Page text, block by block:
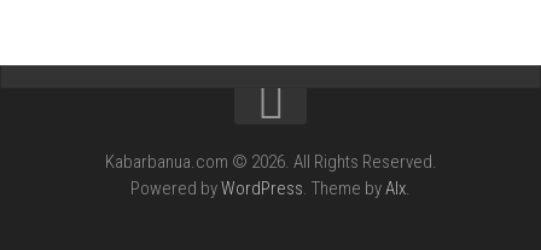
Kabarbanua.com © 2026. All Rights Reserved.
Powered byWordPress. Theme byAlx.